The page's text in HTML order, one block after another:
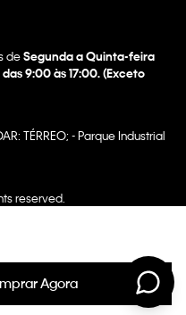
Agora
deSegunda a Quinta-feira
9:00 às 17:00. (Exceto
TÉRREO; - Parque Industrial
reserved.
Modern Slavery Statement |